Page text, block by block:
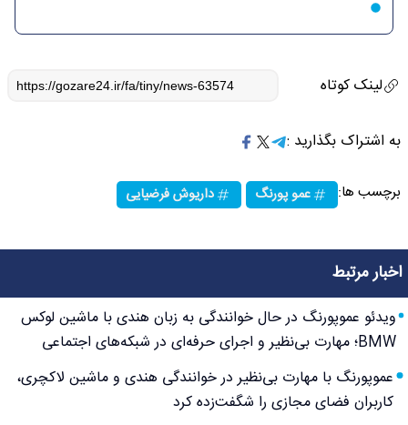
لینک کوتاه
به اشتراک بگذارید :
برچسب ها: عمو پورنگ داریوش فرضیایی
اخبار مرتبط
ویدئو عموپورنگ در حال خوانندگی به زبان هندی با ماشین لوکس
BMW؛ مهارت بی‌نظیر و اجرای حرفه‌ای در شبکه‌های اجتماعی
عموپورنگ با مهارت بی‌نظیر در خوانندگی هندی و ماشین لاکچری،
کاربران فضای مجازی را شگفت‌زده کرد